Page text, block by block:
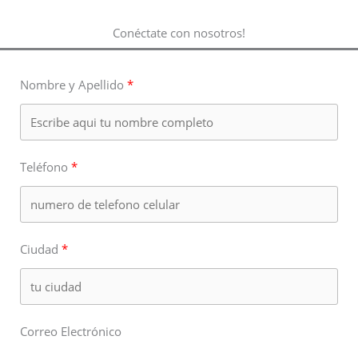
Conéctate con nosotros!
Nombre y Apellido
Teléfono
Ciudad
Correo Electrónico